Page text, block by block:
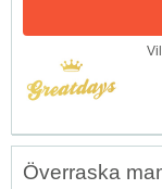
Överraska